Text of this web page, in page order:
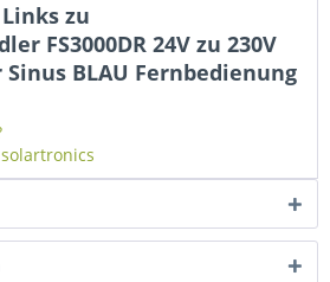
zu
FS3000DR 24V zu 230V
BLAU Fernbedienung